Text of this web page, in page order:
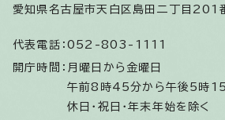
愛知県名古屋市天白区島田二丁目201
代表電話： 052-803-1111
開庁時間： 月曜日から金曜日
午前8時45分から午後5時
休日・祝日・年末年始を除く